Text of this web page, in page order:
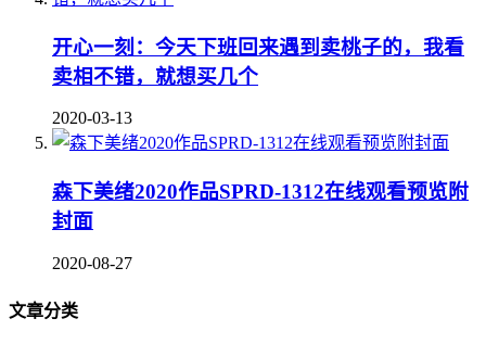
开心一刻：今天下班回来遇到卖桃子的，我看
卖相不错，就想买几个
2020-03-13
森下美绪2020作品SPRD-1312在线观看预览附
封面
2020-08-27
文章分类